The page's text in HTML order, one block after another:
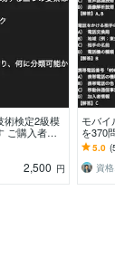
術検定2級模
ご購入者様
した」との
2,500 円
モバイ
を370
でテキ
発合格
5.0
資